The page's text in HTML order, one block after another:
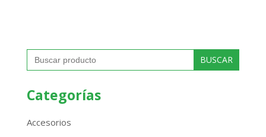
Buscar:
Categorías
Accesorios